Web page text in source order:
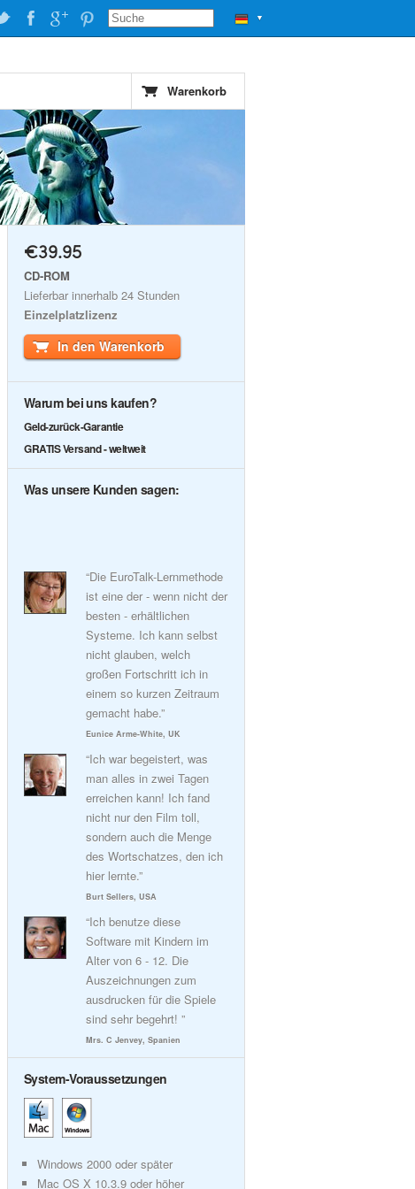
▼
Warenkorb
€39.95
CD-ROM
Lieferbar innerhalb 24 Stunden
Einzelplatzlizenz
In den Warenkorb
Warum bei uns kaufen?
Geld-zurück-Garantie
GRATIS Versand - weltweit
Was unsere Kunden sagen:
“Die EuroTalk-Lernmethode
ist eine der - wenn nicht der
besten - erhältlichen
Systeme. Ich kann selbst
nicht glauben, welch
großen Fortschritt ich in
einem so kurzen Zeitraum
gemacht habe.”
Eunice Arme-White, UK
“Ich war begeistert, was
man alles in zwei Tagen
erreichen kann! Ich fand
nicht nur den Film toll,
sondern auch die Menge
des Wortschatzes, den ich
hier lernte.”
Burt Sellers, USA
“Ich benutze diese
Software mit Kindern im
Alter von 6 - 12. Die
Auszeichnungen zum
ausdrucken für die Spiele
sind sehr begehrt! ”
Mrs. C Jenvey, Spanien
System-Voraussetzungen
Windows 2000 oder später
Mac OS X 10.3.9 oder höher